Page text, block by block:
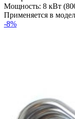
Мощность: 8 кВт
Применяется в
-8%